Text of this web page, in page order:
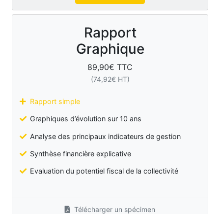
Rapport
Graphique
89,90€ TTC
(74,92€ HT)
Rapport simple
Graphiques d’évolution sur 10 ans
Analyse des principaux indicateurs de gestion
Synthèse financière explicative
Evaluation du potentiel fiscal de la collectivité
Télécharger un spécimen